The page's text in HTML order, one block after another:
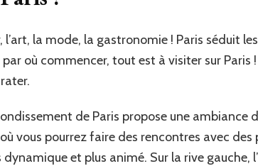
l’art, la mode, la gastronomie ! Paris séduit
où commencer, tout est à visiter sur Paris
de Paris propose une ambiance
vous pourrez faire des rencontres avec
dynamique et plus animé. Sur la rive